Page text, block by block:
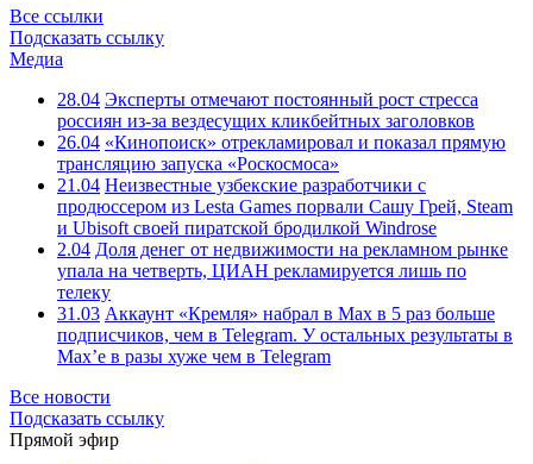
Все ссылки
Подсказать ссылку
Медиа
28.04 Эксперты отмечают постоянный рост стресса
россиян из-за вездесущих кликбейтных заголовков
26.04 «Кинопоиск» отрекламировал и показал прямую
трансляцию запуска «Роскосмоса»
21.04 Неизвестные узбекские разработчики с
продюссером из Lesta Games порвали Сашу Грей, Steam
и Ubisoft своей пиратской бродилкой Windrose
2.04 Доля денег от недвижимости на рекламном рынке
упала на четверть, ЦИАН рекламируется лишь по
телеку
31.03 Аккаунт «Кремля» набрал в Max в 5 раз больше
подписчиков, чем в Telegram. У остальных результаты в
Max’е в разы хуже чем в Telegram
Все новости
Подсказать ссылку
Прямой эфир